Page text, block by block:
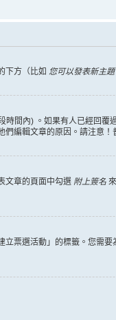
下方（比如 您可以發表新主
間內) 。如果有人已經回
編輯文章的原因。請注意！
文章的頁面中勾選 附上簽名
票選活動」的標籤。您需